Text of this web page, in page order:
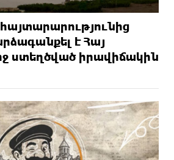
է Հայ
ստեղծված իրավիճակին